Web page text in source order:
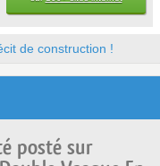
de construction !
posté sur